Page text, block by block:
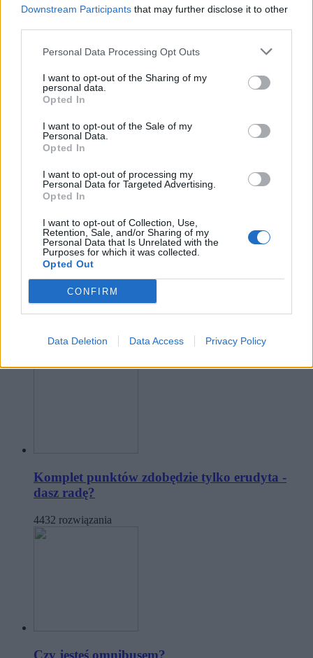
Downstream Participants that may further disclose it to other
Personal Data Processing Opt Outs
I want to opt-out of the Sharing of my
personal data.
Opted In
I want to opt-out of the Sale of my
Personal Data.
Opted In
I want to opt-out of processing my
Personal Data for Targeted Advertising.
Opted In
I want to opt-out of Collection, Use,
Retention, Sale, and/or Sharing of my
Personal Data that Is Unrelated with the
Purposes for which it was collected.
Opted Out
CONFIRM
Data Deletion Data Access Privacy Policy
Działy
Wiedza ogólna Historia Geografia Zagadki Nauki ścisłe Przyroda Język polski
Języki obce
Rozpoznasz filmy z ostatnich 25 lat polskiego
kina po jednym kadrze?
4556 rozwiązań
Komplet punktów zdobędzie tylko erudyta -
dasz radę?
4432 rozwiązania
Czy jesteś omnibusem?